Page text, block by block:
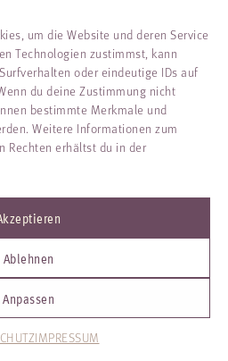
um die Website und deren Service
Technologien zustimmst, kann
Surfverhalten oder eindeutige IDs auf
du deine Zustimmung nicht
bestimmte Merkmale und
Weitere Informationen zum
Rechten erhältst du in der
Ablehnen
Anpassen
IMPRESSUM
als Aufzeichnung über die
Die Aufzeichnung ist
Download geschützt, sodass du
streamen kannst.
über die Zoom Cloud
technische Daten
Gerät und Browser
damit die Aufzeichnung korrekt
erfolgt auf Grundlage deines